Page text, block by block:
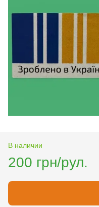
В наличии
200 грн/рул.